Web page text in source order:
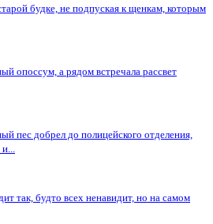
будке, не подпуская к щенкам, которым
опоссум, а рядом встречала рассвет
пес добрел до полицейского отделения,
и...
так, будто всех ненавидит, но на самом